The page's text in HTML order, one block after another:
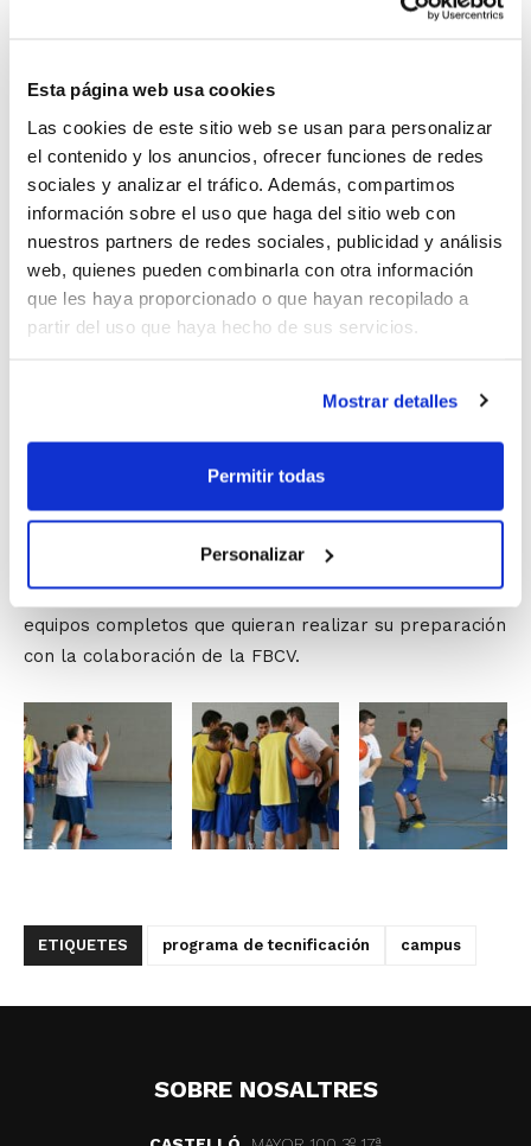
Esta página web usa cookies
Las cookies de este sitio web se usan para personalizar
el contenido y los anuncios, ofrecer funciones de redes
sociales y analizar el tráfico. Además, compartimos
información sobre el uso que haga del sitio web con
nuestros partners de redes sociales, publicidad y análisis
web, quienes pueden combinarla con otra información
que les haya proporcionado o que hayan recopilado a
partir del uso que haya hecho de sus servicios.
Mostrar detalles
Permitir todas
Personalizar
El Campus se ha celebrado en tres ediciones
diferenciadas: Minibasket, Infantil y Cadete Junior.
Todos los participantes recibirán en los próximos días
uninforme personalizadosobre su juego, con las
observaciones y recomendaciones de los entrenadores
del Campus para que el jugador/a mantenga su
progresión.
detenga en unas semanas coincidiendo con las
vacaciones de verano, la Federación ha diseñado una
nueva actividad para reencontrarse con el baloncesto
principios del mes de septiembre y que está pensado
tanto para jugadores/as a título individual como para
equipos completos que quieran realizar su preparación
con la colaboración de la FBCV.
ETIQUETES programa de tecnificación campus
SOBRE NOSALTRES